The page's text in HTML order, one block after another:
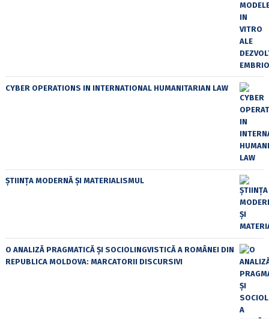
CYBER OPERATIONS IN INTERNATIONAL HUMANITARIAN LAW
ȘTIINȚA MODERNĂ ȘI MATERIALISMUL
O ANALIZĂ PRAGMATICĂ ȘI SOCIOLINGVISTICĂ A ROMÂNEI DIN
REPUBLICA MOLDOVA: MARCATORII DISCURSIVI